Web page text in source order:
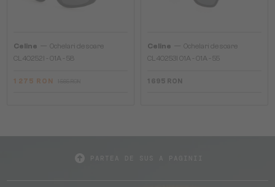
Celine
Ochelari de soare
CL40252I - 01A - 58
1 275 RON
Celine
Ochelari de soare
CL40253I 01A - 01A - 55
1 695 RON